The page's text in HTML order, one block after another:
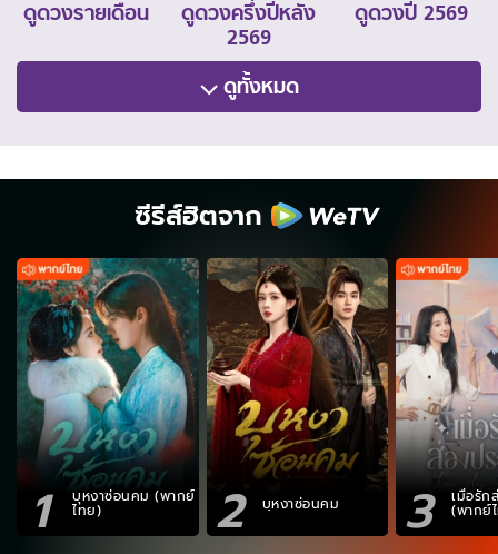
ดูดวงรายเดือน
ดูดวงครึ่งปีหลัง
2569
ดูดวงปี 2569
ดูทั้งหมด
ซีรีส์ฮิตจาก
1 บุหงาซ่อนคม (พากย์
ไทย) 2 บุหงาซ่อนคม 3 เมื่อรัก
(พากย์